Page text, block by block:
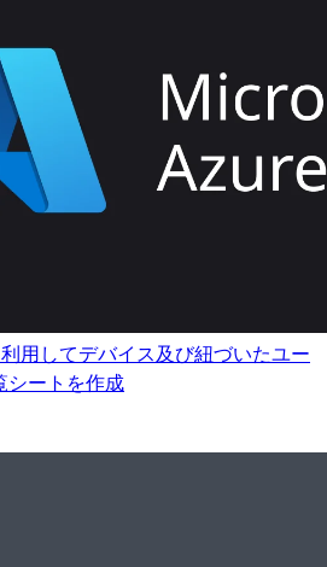
用してデバイス及び紐づいたユー
シートを作成